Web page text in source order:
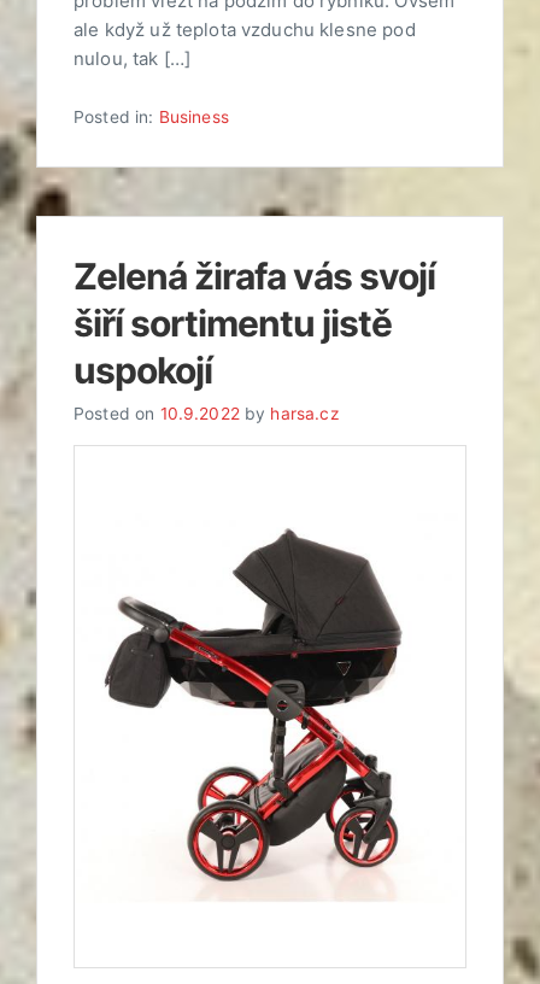
ale když už teplota vzduchu klesne pod
nulou, tak […]
Posted in: Business
Zelená žirafa vás svojí
šiří sortimentu jistě
uspokojí
Posted on 10.9.2022by harsa.cz